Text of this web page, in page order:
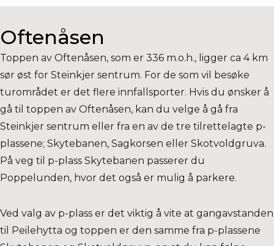
Oftenåsen
Toppen av Oftenåsen, som er 336 m.o.h., ligger ca 4 km
sør øst for Steinkjer sentrum. For de som vil besøke
turområdet er det flere innfallsporter. Hvis du ønsker å
gå til toppen av Oftenåsen, kan du velge å gå fra
Steinkjer sentrum eller fra en av de tre tilrettelagte p-
plassene; Skytebanen, Sagkorsen eller Skotvoldgruva.
På veg til p-plass Skytebanen passerer du
Poppelunden, hvor det også er mulig å parkere.
Ved valg av p-plass er det viktig å vite at gangavstanden
til Peilehytta og toppen er den samme fra p-plassene